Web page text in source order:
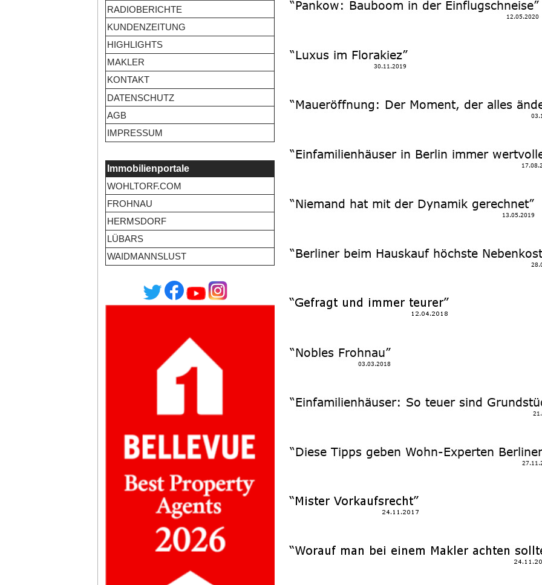
RADIOBERICHTE
KUNDENZEITUNG
HIGHLIGHTS
MAKLER
KONTAKT
DATENSCHUTZ
AGB
IMPRESSUM
Immobilienportale
WOHLTORF.COM
FROHNAU
HERMSDORF
LÜBARS
WAIDMANNSLUST